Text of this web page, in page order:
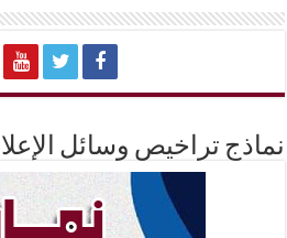
نماذج تراخيص وسائل